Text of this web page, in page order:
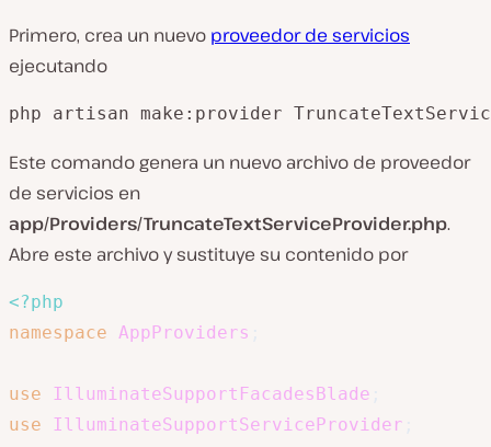
Primero, crea un nuevo proveedor de servicios
ejecutando
php artisan make:provider
Este comando genera un nuevo archivo de proveedor
de servicios en
app/Providers/TruncateTextServiceProvider.php.
Abre este archivo y sustituye su contenido por
<?php
namespace
AppProviders
use IlluminateSupportFacadesBlade
use
IlluminateSupportServiceProvider